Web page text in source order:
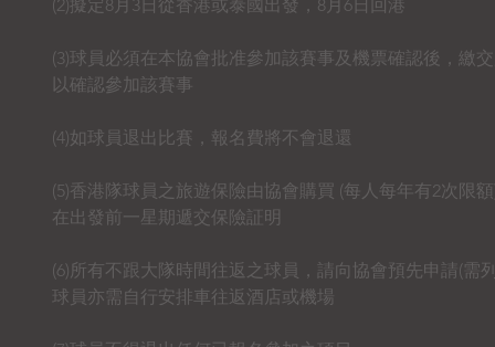
(2)擬定8月3日從香港或泰國出發，8月6日回港
(3)球員必須在本協會批准參加該賽事及機票確認後，繳
以確認參加該賽事
(4)如球員退出比賽，報名費將不會退還
(5)香港隊球員之旅遊保險由協會購買 (每人每年有2次限
在出發前一星期遞交保險証明
(6)所有不跟大隊時間往返之球員，請向協會預先申請(需
球員亦需自行安排車往返酒店或機場